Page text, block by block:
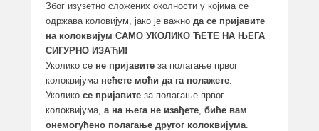
Због изузетно сложених околности у којима се
одржава коловијум, јако је важно да се пријавите
на колоквијум САМО УКОЛИКО ЋЕТЕ НА ЊЕГА
СИГУРНО ИЗАЋИ!
Уколико се не пријавите за полагање првог
колоквијума нећете моћи да га полажете.
Уколико се пријавите за полагање првог
колоквијума, а на њега не изађете, биће вам
онемогућено полагање другог колоквијума.